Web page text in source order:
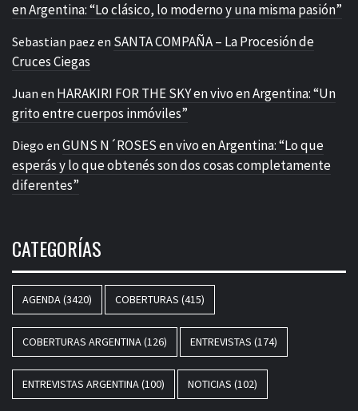
en Argentina: “Lo clásico, lo moderno y una misma pasión”
Sebastian paez en SANTA COMPAÑA – La Procesión de
Cruces Ciegas
Juan en HARAKIRI FOR THE SKY en vivo en Argentina: “Un
grito entre cuerpos inmóviles”
Diego en GUNS N´ROSES en vivo en Argentina: “Lo que
esperás y lo que obtenés son dos cosas completamente
diferentes”
CATEGORÍAS
AGENDA(3420) COBERTURAS (415)
COBERTURAS ARGENTINA(126) ENTREVISTAS (174)
ENTREVISTAS ARGENTINA(100) NOTICIAS (102)